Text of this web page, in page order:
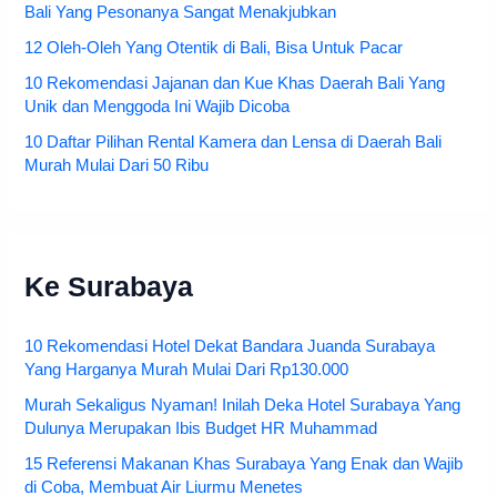
Bali Yang Pesonanya Sangat Menakjubkan
12 Oleh-Oleh Yang Otentik di Bali, Bisa Untuk Pacar
10 Rekomendasi Jajanan dan Kue Khas Daerah Bali Yang
Unik dan Menggoda Ini Wajib Dicoba
10 Daftar Pilihan Rental Kamera dan Lensa di Daerah Bali
Murah Mulai Dari 50 Ribu
Ke Surabaya
10 Rekomendasi Hotel Dekat Bandara Juanda Surabaya
Yang Harganya Murah Mulai Dari Rp130.000
Murah Sekaligus Nyaman! Inilah Deka Hotel Surabaya Yang
Dulunya Merupakan Ibis Budget HR Muhammad
15 Referensi Makanan Khas Surabaya Yang Enak dan Wajib
di Coba, Membuat Air Liurmu Menetes